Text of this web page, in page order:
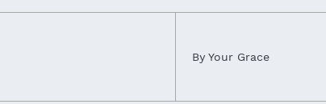
By Your Grace